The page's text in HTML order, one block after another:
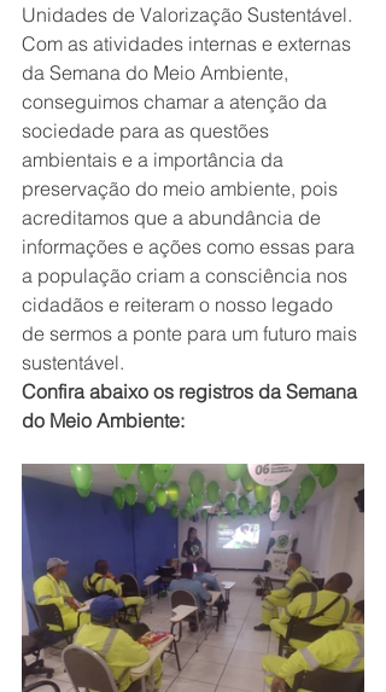
Unidades de Valorização Sustentável.
Com as atividades internas e externas
da Semana do Meio Ambiente,
conseguimos chamar a atenção da
sociedade para as questões
ambientais e a importância da
preservação do meio ambiente, pois
acreditamos que a abundância de
informações e ações como essas para
a população criam a consciência nos
cidadãos e reiteram o nosso legado
de sermos a ponte para um futuro mais
sustentável.
Confira abaixo os registros da Semana
do Meio Ambiente: